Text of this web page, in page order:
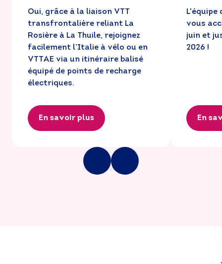
Oui, grâce à la liaison VTT
transfrontalière reliant La
Rosière à La Thuile, rejoignez
facilement l’Italie à vélo ou en
VTTAE via un itinéraire balisé
équipé de points de recharge
électriques.
En savoir plus
L'équipe
vous
juin et
2026 !
En